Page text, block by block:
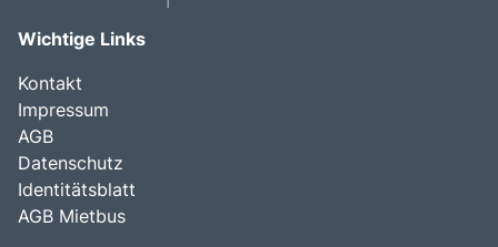
Wichtige Links
Kontakt
Impressum
AGB
Datenschutz
Identitätsblatt
AGB Mietbus